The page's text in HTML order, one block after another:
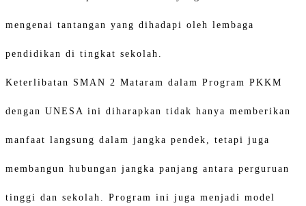
mengenai tantangan yang dihadapi oleh lembaga
pendidikan di tingkat sekolah.
Keterlibatan SMAN 2 Mataram dalam Program PKKM
dengan UNESA ini diharapkan tidak hanya memberikan
manfaat langsung dalam jangka pendek, tetapi juga
membangun hubungan jangka panjang antara perguruan
tinggi dan sekolah. Program ini juga menjadi model